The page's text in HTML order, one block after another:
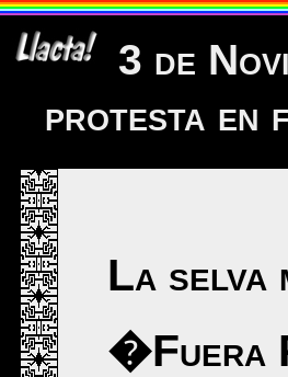
3 de
protesta en
La selva
�Fuera